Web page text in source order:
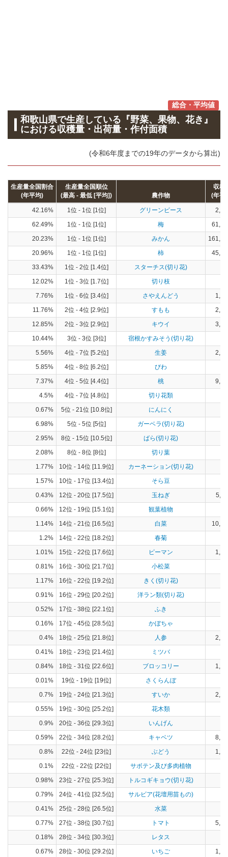
総合・平均値
和歌山県で生産している『野菜、果物、花き』
における収穫量・出荷量・作付面積
(令和6年度までの19年のデータから算出)
生産量全国割合
(年平均)
生産量全国順位
(最高 - 最低 [平均])
農作物
収穫
(年平
42.16% 1位 - 1位 [1位] グリーンピース
62.49%
1位 - 1位 [1位] 梅
20.23%
1位 - 1位 [1位] みかん
20.96%
1位 - 1位 [1位] 柿
33.43%
1位 - 2位 [1.4位]
スターチス(切り花)
12.02%
1位 - 3位 [1.7位]
切り枝
7.76%
1位 - 6位 [3.4位] さやえんどう
11.76%
2位 - 4位 [2.9位] すもも
12.85%
2位 - 3位 [2.9位] キウイ
10.44%
3位 - 3位 [3位]
宿根かすみそう(切り花)
5.56%
4位 - 7位 [5.2位] 生姜
5.85%
4位 - 8位 [6.2位] びわ
7.37%
4位 - 5位 [4.4位] 桃
4.5%
4位 - 7位 [4.8位]
切り花類
0.67%
5位 - 21位 [10.8位] にんにく
6.98%
5位 - 5位 [5位]
ガーベラ(切り花)
2.95%
8位 - 15位 [10.5位]
ばら(切り花)
2.08%
8位 - 8位 [8位]
切り葉
1.77%
10位 - 14位 [11.9位]
カーネーション(切り花)
1.57%
10位 - 17位 [13.4位] そら豆
0.43%
12位 - 20位 [17.5位] 玉ねぎ
0.66%
12位 - 19位 [15.1位]
観葉植物
1.14%
14位 - 21位 [16.5位] 白菜
1.2%
14位 - 22位 [18.2位] 春菊
1.01%
15位 - 22位 [17.6位] ピーマン
0.81%
16位 - 30位 [21.7位] 小松菜
1.17%
16位 - 22位 [19.2位]
きく(切り花)
0.91%
16位 - 29位 [20.2位]
洋ラン類(切り花)
0.52%
17位 - 38位 [22.1位] ふき
0.16%
17位 - 45位 [28.5位] かぼちゃ
0.4%
18位 - 25位 [21.8位] 人参
0.41%
18位 - 23位 [21.4位] ミツバ
0.84%
18位 - 31位 [22.6位] ブロッコリー
0.01%
19位 - 19位 [19位] さくらんぼ
0.7%
19位 - 24位 [21.3位] すいか
0.55%
19位 - 30位 [25.2位]
花木類
0.9%
20位 - 36位 [29.3位] いんげん
0.59%
22位 - 34位 [28.2位] キャベツ
0.8%
22位 - 24位 [23位] ぶどう
0.1%
22位 - 22位 [22位]
サボテン及び多肉植物
0.98%
23位 - 27位 [25.3位]
トルコギキョウ(切り花)
0.79%
24位 - 41位 [32.5位]
サルビア(花壇用苗もの)
0.41%
25位 - 28位 [26.5位] 水菜
0.77%
27位 - 38位 [30.7位] トマト
0.18%
28位 - 34位 [30.3位] レタス
0.67%
28位 - 30位 [29.2位] いちご